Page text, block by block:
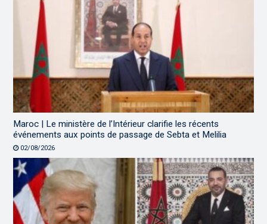
Maroc | Le ministère de l’Intérieur clarifie les récents
événements aux points de passage de Sebta et Melilia
02/08/2026